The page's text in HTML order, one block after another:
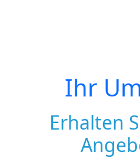
Ihr
Erhalten